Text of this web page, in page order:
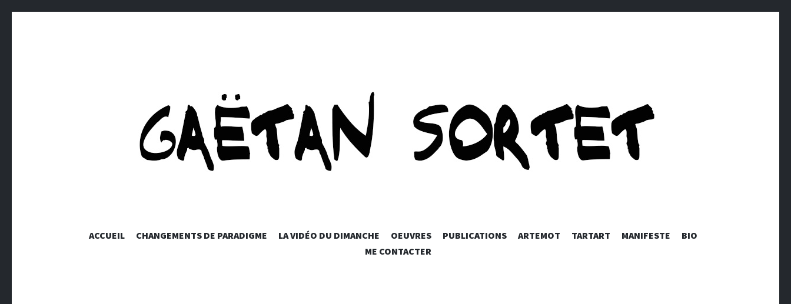
GAETANSORTET-ART
SKIP
TO
CONTENT
ACCUEIL CHANGEMENTS DE PARADIGME LA VIDÉO DU DIMANCHE OEUVRES PUBLICATIONS ARTEMOT TARTART MANIFESTE
BIO
ME CONTACTER